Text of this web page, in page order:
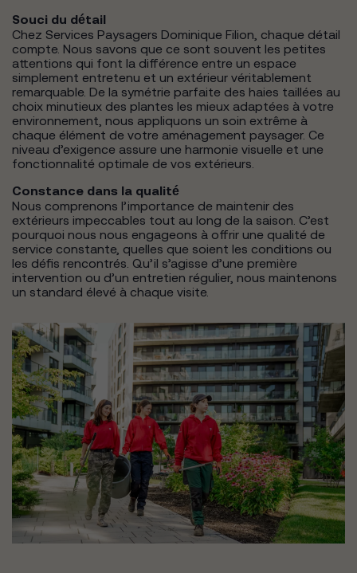
Souci du détail
Chez Services Paysagers Dominique Filion, chaque détail
compte. Nous savons que ce sont souvent les petites
attentions qui font la différence entre un espace
simplement entretenu et un extérieur véritablement
remarquable. De la symétrie parfaite des haies taillées au
choix minutieux des plantes les mieux adaptées à votre
environnement, nous appliquons un soin extrême à
chaque élément de votre aménagement paysager. Ce
niveau d’exigence assure une harmonie visuelle et une
fonctionnalité optimale de vos extérieurs.
Constance dans la qualité
Nous comprenons l’importance de maintenir des
extérieurs impeccables tout au long de la saison. C’est
pourquoi nous nous engageons à offrir une qualité de
service constante, quelles que soient les conditions ou
les défis rencontrés. Qu’il s’agisse d’une première
intervention ou d’un entretien régulier, nous maintenons
un standard élevé à chaque visite.